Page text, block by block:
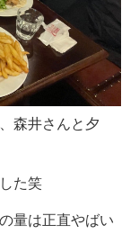
森井さんと夕
た笑
量は正直やばい